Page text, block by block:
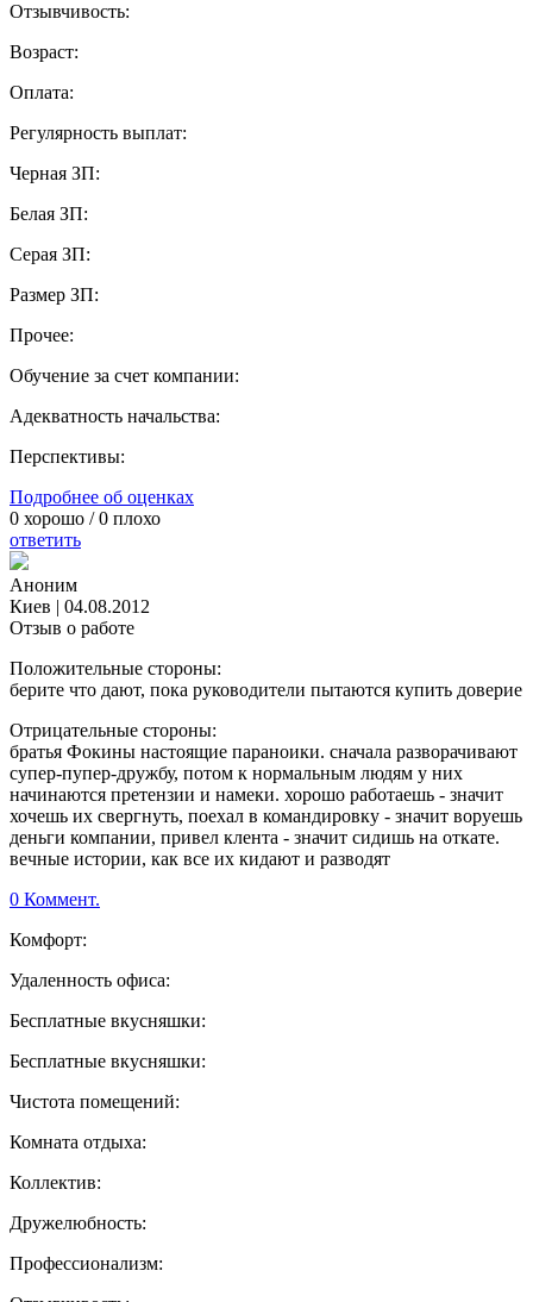
Отзывчивость:
Возраст:
Оплата:
Регулярность выплат:
Черная ЗП:
Белая ЗП:
Серая ЗП:
Размер ЗП:
Прочее:
Обучение за счет компании:
Адекватность начальства:
Перспективы:
Подробнее об оценках
0 хорошо /0 плохо
ответить
Аноним
Киев | 04.08.2012
Отзыв о работе
Положительные стороны:
берите что дают, пока руководители пытаются купить доверие
Отрицательные стороны:
братья Фокины настоящие параноики. сначала разворачивают
супер-пупер-дружбу, потом к нормальным людям у них
начинаются претензии и намеки. хорошо работаешь - значит
хочешь их свергнуть, поехал в командировку - значит воруешь
деньги компании, привел клента - значит сидишь на откате.
вечные истории, как все их кидают и разводят
0 Коммент.
Комфорт:
Удаленность офиса:
Бесплатные вкусняшки:
Бесплатные вкусняшки:
Чистота помещений:
Комната отдыха:
Коллектив:
Дружелюбность:
Профессионализм: